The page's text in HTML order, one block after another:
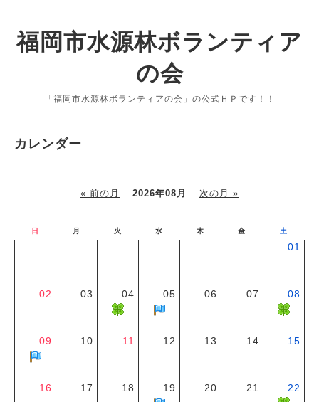
福岡市水源林ボランティア
の会
「福岡市水源林ボランティアの会」の公式ＨＰです！！
カレンダー
« 前の月 2026年08月 次の月 »
日 月 火 水 木 金 土
01
02 03 04 05 06 07 08
09 10 11 12 13 14 15
16 17 18 19 20 21 22